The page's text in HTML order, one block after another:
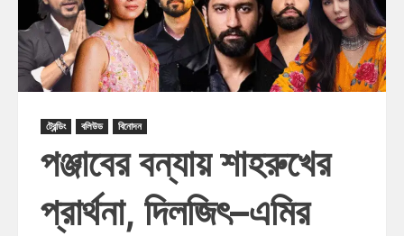
ট্রেন্ডিং বলিউড বিনোদন
পঞ্জাবের বন্যায় শাহরুখের
প্রার্থনা, দিলজিৎ–এমির